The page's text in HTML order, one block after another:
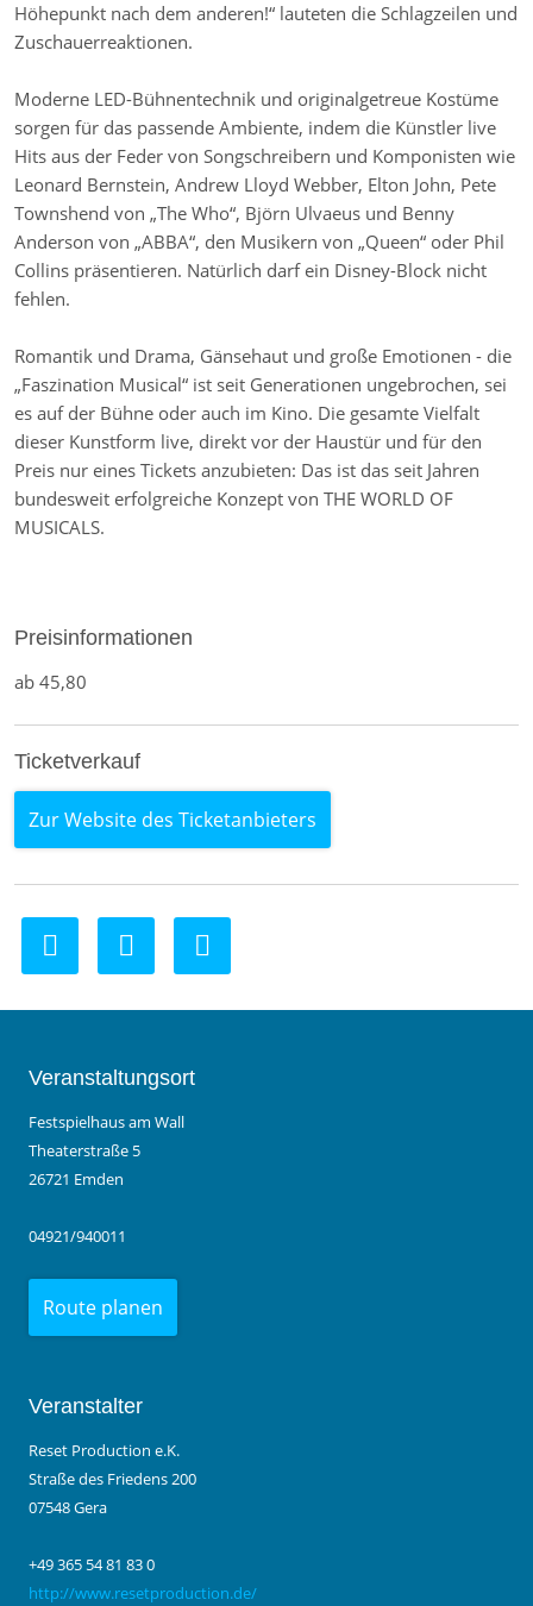
Höhepunkt nach dem anderen!“ lauteten die Schlagzeilen und
Zuschauerreaktionen.
Moderne LED-Bühnentechnik und originalgetreue Kostüme
sorgen für das passende Ambiente, indem die Künstler live
Hits aus der Feder von Songschreibern und Komponisten wie
Leonard Bernstein, Andrew Lloyd Webber, Elton John, Pete
Townshend von „The Who“, Björn Ulvaeus und Benny
Anderson von „ABBA“, den Musikern von „Queen“ oder Phil
Collins präsentieren. Natürlich darf ein Disney-Block nicht
fehlen.
Romantik und Drama, Gänsehaut und große Emotionen - die
„Faszination Musical“ ist seit Generationen ungebrochen, sei
es auf der Bühne oder auch im Kino. Die gesamte Vielfalt
dieser Kunstform live, direkt vor der Haustür und für den
Preis nur eines Tickets anzubieten: Das ist das seit Jahren
bundesweit erfolgreiche Konzept von THE WORLD OF
MUSICALS.
Preisinformationen
ab 45,80
Ticketverkauf
Zur Website des Ticketanbieters
Veranstaltungsort
Festspielhaus am Wall
Theaterstraße 5
26721 Emden
04921/940011
Route planen
Veranstalter
Reset Production e.K.
Straße des Friedens 200
07548 Gera
+49 365 54 81 83 0
http://www.resetproduction.de/